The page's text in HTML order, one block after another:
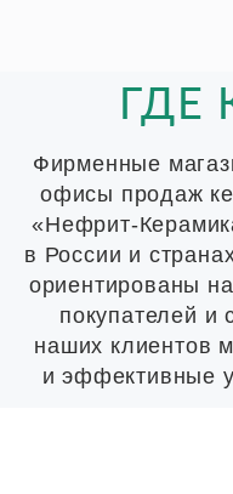
ГДЕ
Фирменные
офисы продаж
«Нефрит-
в России и
ориентированы
покупателей и
наших клиентов
и эффективные